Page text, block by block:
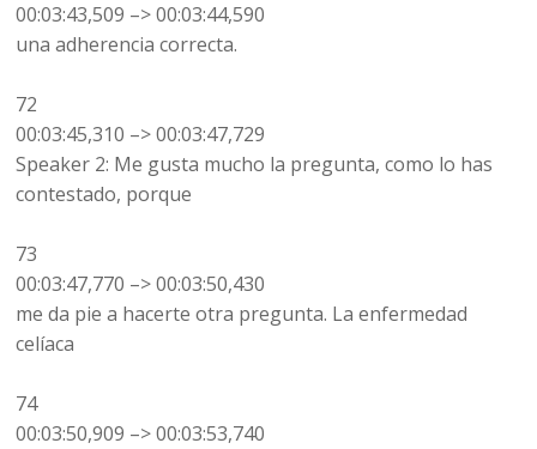
00:03:43,509 –> 00:03:44,590
una adherencia correcta.
72
00:03:45,310 –> 00:03:47,729
Speaker 2: Me gusta mucho la pregunta, como lo has
contestado, porque
73
00:03:47,770 –> 00:03:50,430
me da pie a hacerte otra pregunta. La enfermedad
celíaca
74
00:03:50,909 –> 00:03:53,740